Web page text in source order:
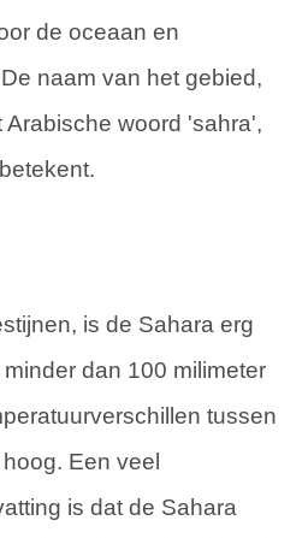
de oceaan en
naam van het gebied,
woord 'sahra',
is de Sahara erg
dan 100 milimeter
tussen
Een veel
is dat de Sahara